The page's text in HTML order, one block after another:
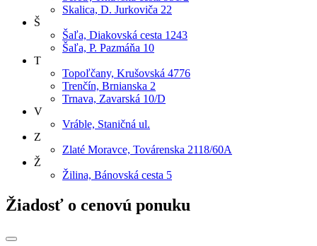
Skalica, D. Jurkoviča 22
Š
Šaľa, Diakovská cesta 1243
Šaľa, P. Pazmáňa 10
T
Topoľčany, Krušovská 4776
Trenčín, Brnianska 2
Trnava, Zavarská 10/D
V
Vráble, Staničná ul.
Z
Zlaté Moravce, Továrenska 2118/60A
Ž
Žilina, Bánovská cesta 5
Žiadosť o cenovú ponuku